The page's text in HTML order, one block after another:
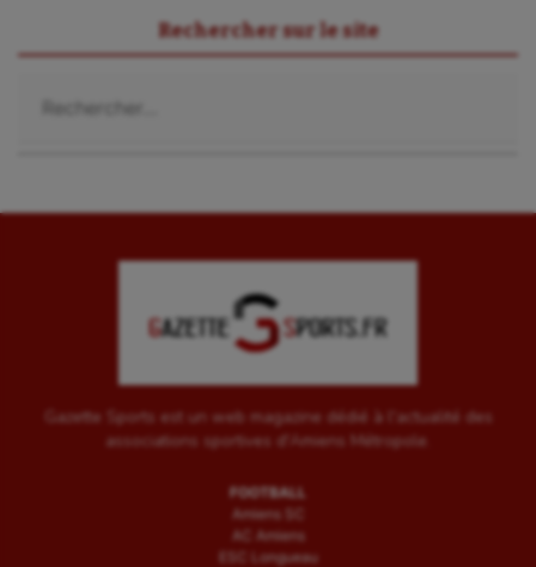
Sport-santé
Tir
Tir à l'arc
Ultimate frisbee
UNSS
Rechercher sur le site
Gazette Sports est un web magazine dédié à l'actualité des
associations sportives d'Amiens Métropole.
FOOTBALL
Amiens SC
AC Amiens
ESC Longueau